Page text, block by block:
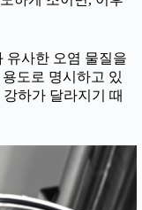
유사한 오염 물질을
도로 명시하고 있
하가 달라지기 때